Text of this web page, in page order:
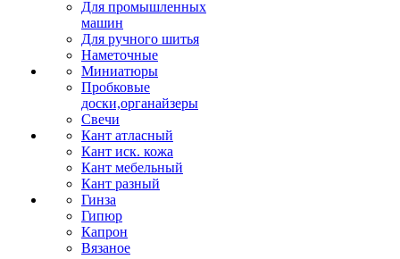
Для промышленных
машин
Для ручного шитья
Наметочные
Миниатюры
Пробковые
доски,органайзеры
Свечи
Кант атласный
Кант иск. кожа
Кант мебельный
Кант разный
Гинза
Гипюр
Капрон
Вязаное